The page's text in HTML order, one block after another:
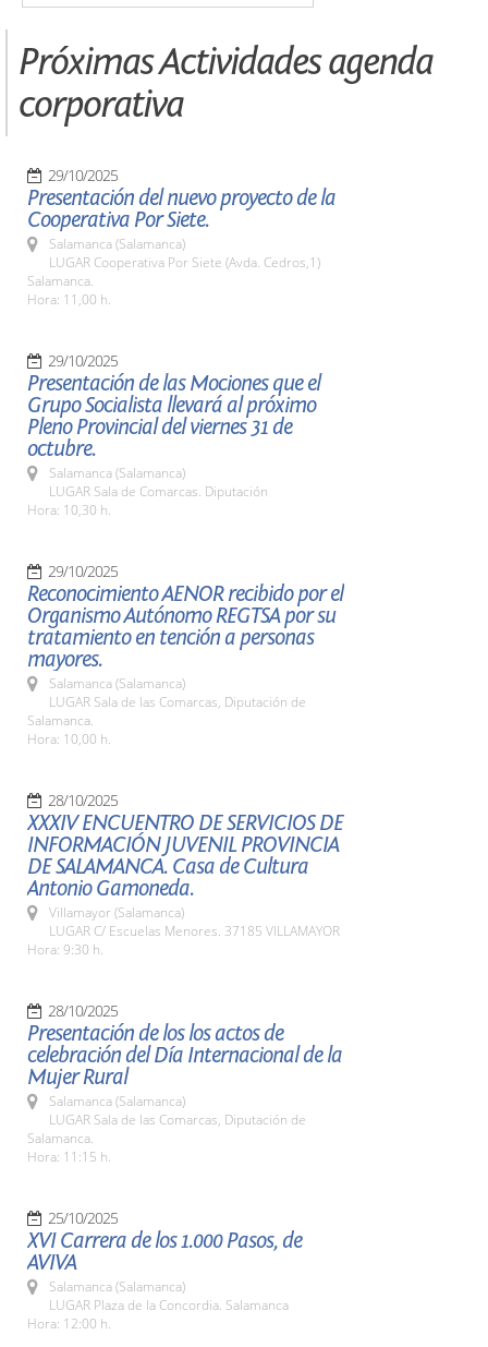
Próximas Actividades agenda
corporativa
29/10/2025
Presentación del nuevo proyecto de la
Cooperativa Por Siete.
Salamanca (Salamanca)
LUGAR Cooperativa Por Siete (Avda. Cedros,1)
Salamanca.
Hora: 11,00 h.
29/10/2025
Presentación de las Mociones que el
Grupo Socialista llevará al próximo
Pleno Provincial del viernes 31 de
octubre.
Salamanca (Salamanca)
LUGAR Sala de Comarcas. Diputación
Hora: 10,30 h.
29/10/2025
Reconocimiento AENOR recibido por el
Organismo Autónomo REGTSA por su
tratamiento en tención a personas
mayores.
Salamanca (Salamanca)
LUGAR Sala de las Comarcas, Diputación de
Salamanca.
Hora: 10,00 h.
28/10/2025
XXXIV ENCUENTRO DE SERVICIOS DE
INFORMACIÓN JUVENIL PROVINCIA
DE SALAMANCA. Casa de Cultura
Antonio Gamoneda.
Villamayor (Salamanca)
LUGAR C/ Escuelas Menores. 37185 VILLAMAYOR
Hora: 9:30 h.
28/10/2025
Presentación de los los actos de
celebración del Día Internacional de la
Mujer Rural
Salamanca (Salamanca)
LUGAR Sala de las Comarcas, Diputación de
Salamanca.
Hora: 11:15 h.
25/10/2025
XVI Carrera de los 1.000 Pasos, de
AVIVA
Salamanca (Salamanca)
LUGAR Plaza de la Concordia. Salamanca
Hora: 12:00 h.